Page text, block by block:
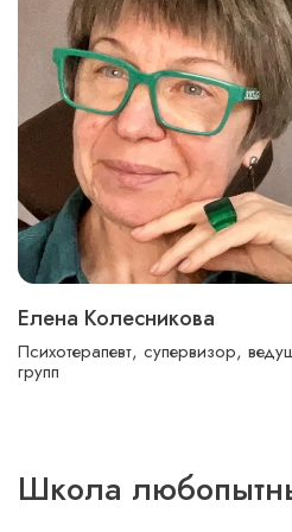
Елена Колесникова
Психотерапевт, супервизор,
групп
Школа